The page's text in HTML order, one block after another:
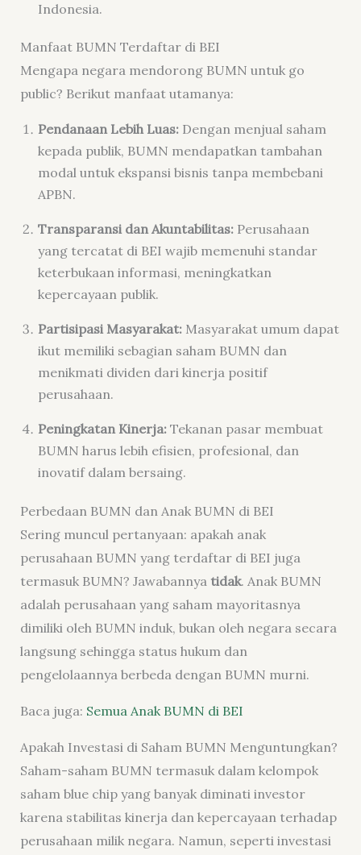
Indonesia.
Manfaat BUMN Terdaftar di BEI
Mengapa negara mendorong BUMN untuk go
public? Berikut manfaat utamanya:
Pendanaan Lebih Luas: Dengan menjual saham
kepada publik, BUMN mendapatkan tambahan
modal untuk ekspansi bisnis tanpa membebani
APBN.
Transparansi dan Akuntabilitas: Perusahaan
yang tercatat di BEI wajib memenuhi standar
keterbukaan informasi, meningkatkan
kepercayaan publik.
Partisipasi Masyarakat: Masyarakat umum dapat
ikut memiliki sebagian saham BUMN dan
menikmati dividen dari kinerja positif
perusahaan.
Peningkatan Kinerja: Tekanan pasar membuat
BUMN harus lebih efisien, profesional, dan
inovatif dalam bersaing.
Perbedaan BUMN dan Anak BUMN di BEI
Sering muncul pertanyaan: apakah anak
perusahaan BUMN yang terdaftar di BEI juga
termasuk BUMN? Jawabannya tidak. Anak BUMN
adalah perusahaan yang saham mayoritasnya
dimiliki oleh BUMN induk, bukan oleh negara secara
langsung sehingga status hukum dan
pengelolaannya berbeda dengan BUMN murni.
Baca juga: Semua Anak BUMN di BEI
Apakah Investasi di Saham BUMN Menguntungkan?
Saham-saham BUMN termasuk dalam kelompok
saham blue chip yang banyak diminati investor
karena stabilitas kinerja dan kepercayaan terhadap
perusahaan milik negara. Namun, seperti investasi